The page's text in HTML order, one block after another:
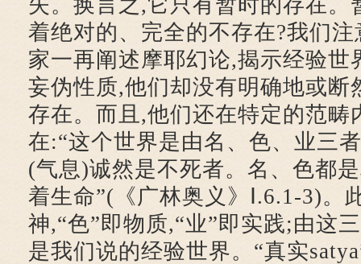
失。换言之,它只有暂时的存在。
着绝对的、完全的不存在?我们
家一再阐述摩耶幻论,揭示经验世
妄伪性质,他们却没有明确地或断
存在。而且,他们还在特定的范畴
在:“这个世界是由名、色、业
(气息)诚然是不死者。名、色都
着生命”(《广林奥义》Ⅰ.6.1-3)。
神,“色”即物质,“业”即实践;由这
是我们说的经验世界。“真实